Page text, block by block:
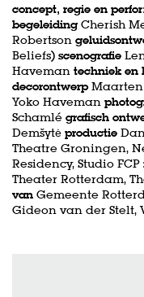
concept, regie en
begeleiding Cherish
Robertson
Beliefs) scenografie
Haveman techniek en
decorontwerpMaarten
Yoko Haveman
Schamlé grafisch
Demšytė productie
Theatre Groningen,
Residency, Studio FCP
Theater Rotterdam,
van Gemeente
Gideon van der Stelt,